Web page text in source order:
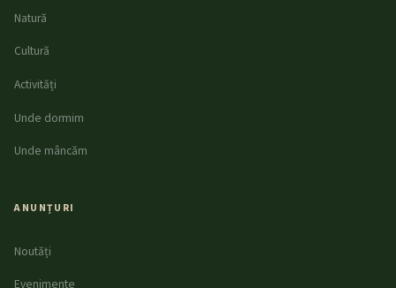
Natură
Cultură
Activități
Unde dormim
Unde mâncăm
ANUNȚURI
Noutăți
Evenimente